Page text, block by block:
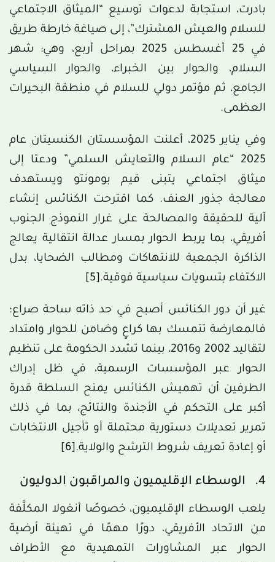
بادرت، استجابة لدعوات توسيع “الميثاق الاجتماعي
للسلام والعيش المشترك”، إلى صياغة خارطة طريق
في 25 أغسطس 2025 بمراحل أربع، وهي: شهر
السلام، والحوار بين الخبراء، والحوار السياسي
الجامع، ثم مؤتمر دولي للسلام في منطقة البحيرات
العظمى.
وفي يناير 2025، أعلنت المؤسستان الكنسيتان عام
2025 “عام السلام والتعايش السلمي” ودعتا إلى
ميثاق اجتماعي يتبنى قيم بومونتو ويستهدف
معالجة جذور العنف. كما اقترحت الكنائس إنشاء
آلية للحقيقة والمصالحة على غرار النموذج الجنوب
أفريقي، بما يربط الحوار بمسار عدالة انتقالية يعالج
الذاكرة الجمعية للانتهاكات ومطالب الضحايا، بدل
الاكتفاء بتسويات سياسية فوقية. [5]
غير أن دور الكنائس أصبح في حد ذاته ساحة صراع؛
فالمعارضة تتمسك بها كراعٍ وضامن للحوار وامتداد
لتقاليد 2002 و2016، بينما تشدد الحكومة على تنظيم
الحوار عبر المؤسسات الرسمية، في ظل إدراك
الطرفين أن تهميش الكنائس يمنح السلطة قدرة
أكبر على التحكم في الأجندة والنتائج، بما في ذلك
تمرير تعديلات دستورية محتملة أو تأجيل الانتخابات
أو إعادة تعريف شروط الترشح والولاية. [6]
4. الوسطاء الإقليميون والمراقبون الدوليون
يلعب الوسطاء الإقليميون، خصوصًا أنغولا المكلَّفة
من الاتحاد الأفريقي، دورًا مهمًا في تهيئة أرضية
الحوار عبر المشاورات التمهيدية مع الأطراف